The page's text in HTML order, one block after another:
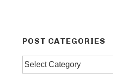
POST CATEGORIES
Post